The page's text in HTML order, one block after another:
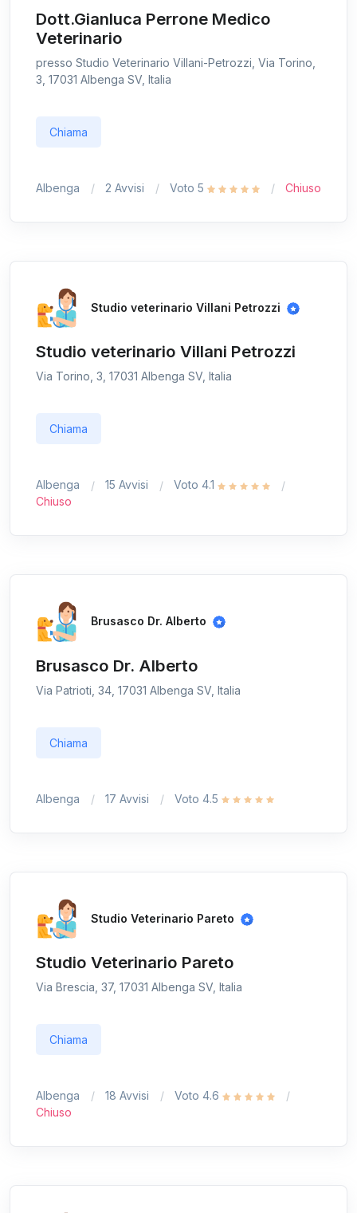
Dott.Gianluca Perrone Medico
Veterinario
presso Studio Veterinario Villani-Petrozzi, Via Torino,
3, 17031 Albenga SV, Italia
Chiama
Albenga 2 Avvisi Voto 5 Chiuso
Studio veterinario Villani Petrozzi
Studio veterinario Villani Petrozzi
Via Torino, 3, 17031 Albenga SV, Italia
Chiama
Albenga 15 Avvisi
Voto 4.1
Chiuso
Brusasco Dr. Alberto
Brusasco Dr. Alberto
Via Patrioti, 34, 17031 Albenga SV, Italia
Chiama
Albenga 17 Avvisi Voto 4.5
Studio Veterinario Pareto
Studio Veterinario Pareto
Via Brescia, 37, 17031 Albenga SV, Italia
Chiama
Albenga 18 Avvisi
Voto 4.6
Chiuso